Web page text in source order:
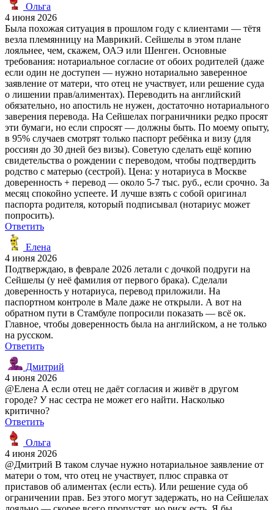
Ольга
4 июня 2026
Была похожая ситуация в прошлом году с клиентами — тётя
везла племянницу на Маврикий. Сейшелы в этом плане
лояльнее, чем, скажем, ОАЭ или Шенген. Основные
требования: нотариальное согласие от обоих родителей (даже
если один не доступен — нужно нотариально заверенное
заявление от матери, что отец не участвует, или решение суда
о лишении прав/алиментах). Переводить на английский
обязательно, но апостиль не нужен, достаточно нотариального
заверения перевода. На Сейшелах пограничники редко просят
эти бумаги, но если спросят — должны быть. По моему опыту,
в 95% случаев смотрят только паспорт ребёнка и визу (для
россиян до 30 дней без визы). Советую сделать ещё копию
свидетельства о рождении с переводом, чтобы подтвердить
родство с матерью (сестрой). Цена: у нотариуса в Москве
доверенность + перевод — около 5-7 тыс. руб., если срочно. За
месяц спокойно успеете. И лучше взять с собой оригинал
паспорта родителя, который подписывал (нотариус может
попросить).
Ответить
Елена
4 июня 2026
Подтверждаю, в феврале 2026 летали с дочкой подруги на
Сейшелы (у неё фамилия от первого брака). Сделали
доверенность у нотариуса, перевод приложили. На
паспортном контроле в Мале даже не открыли. А вот на
обратном пути в Стамбуле попросили показать — всё ок.
Главное, чтобы доверенность была на английском, а не только
на русском.
Ответить
Дмитрий
4 июня 2026
@Елена А если отец не даёт согласия и живёт в другом
городе? У нас сестра не может его найти. Насколько
критично?
Ответить
Ольга
4 июня 2026
@Дмитрий В таком случае нужно нотариальное заявление от
матери о том, что отец не участвует, плюс справка от
приставов об алиментах (если есть). Или решение суда об
ограничении прав. Без этого могут задержать, но на Сейшелах